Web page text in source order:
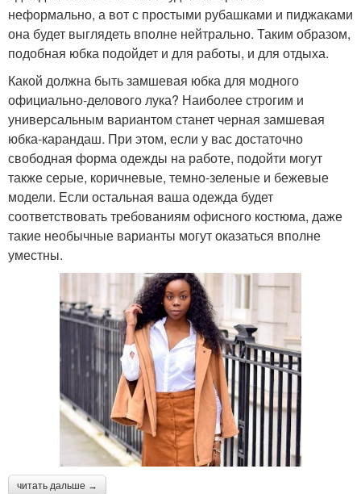
неформально, а вот с простыми рубашками и пиджаками
она будет выглядеть вполне нейтрально. Таким образом,
подобная юбка подойдет и для работы, и для отдыха.
Какой должна быть замшевая юбка для модного
официально-делового лука? Наиболее строгим и
универсальным вариантом станет черная замшевая
юбка-карандаш. При этом, если у вас достаточно
свободная форма одежды на работе, подойти могут
также серые, коричневые, темно-зеленые и бежевые
модели. Если остальная ваша одежда будет
соответствовать требованиям офисного костюма, даже
такие необычные варианты могут оказаться вполне
уместны.
читать дальше →